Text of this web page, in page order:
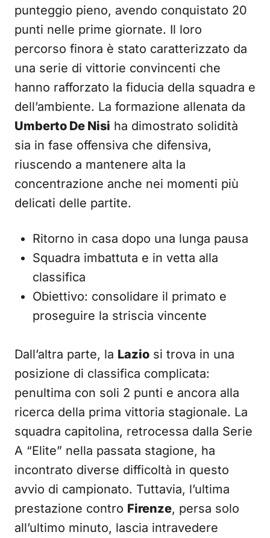
punteggio pieno, avendo conquistato 20
punti nelle prime giornate. Il loro
percorso finora è stato caratterizzato da
una serie di vittorie convincenti che
hanno rafforzato la fiducia della squadra e
dell’ambiente. La formazione allenata da
Umberto De Nisi ha dimostrato solidità
sia in fase offensiva che difensiva,
riuscendo a mantenere alta la
concentrazione anche nei momenti più
delicati delle partite.
Ritorno in casa dopo una lunga pausa
Squadra imbattuta e in vetta alla
classifica
Obiettivo: consolidare il primato e
proseguire la striscia vincente
Dall’altra parte, la Lazio si trova in una
posizione di classifica complicata:
penultima con soli 2 punti e ancora alla
ricerca della prima vittoria stagionale. La
squadra capitolina, retrocessa dalla Serie
A “Elite” nella passata stagione, ha
incontrato diverse difficoltà in questo
avvio di campionato. Tuttavia, l’ultima
prestazione contro Firenze, persa solo
all’ultimo minuto, lascia intravedere